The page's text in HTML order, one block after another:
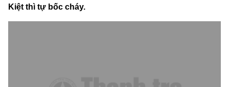
Kiệt thì tự bốc cháy.